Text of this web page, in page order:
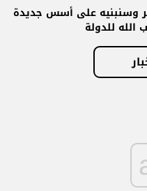
وسنبنيه على أسس جديدة
للدولة